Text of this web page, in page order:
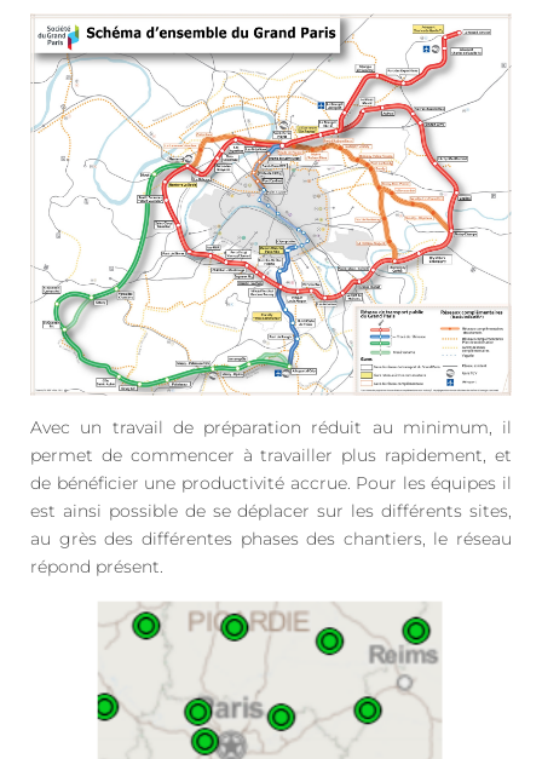
Avec un travail de préparation réduit au minimum, il
permet de commencer à travailler plus rapidement, et
de bénéficier une productivité accrue. Pour les équipes il
est ainsi possible de se déplacer sur les différents sites,
au grès des différentes phases des chantiers, le réseau
répond présent.